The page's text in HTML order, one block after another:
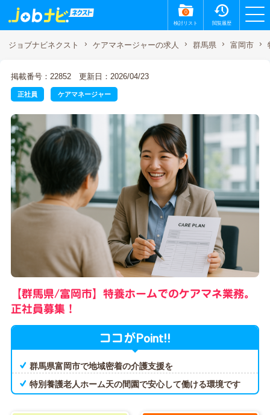
0
検討リスト 閲覧履歴
ジョブナビネクスト ケアマネージャーの求人 群馬県 富岡市
掲載番号：22852 更新日：2026/04/23
正社員 ケアマネージャー
【群馬県/富岡市】特養ホームでのケアマネ業務。
正社員募集！
ココがPoint!!
群馬県富岡市で地域密着の介護支援を
特別養護老人ホーム天の間園で安心して働ける環境です